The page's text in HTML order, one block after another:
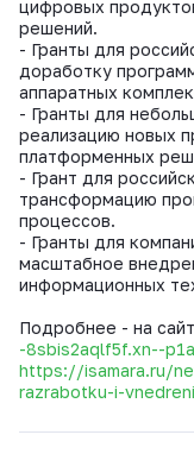
цифровых
решений.
- Гранты для
доработку
аппаратных
- Гранты для
реализацию новых
платформенных
- Грант для
трансформацию
процессов.
- Гранты для
масштабное
информационных
Подробнее - на
-8sbis2aqlf5f.xn--
https://isamara.ru/
razrabotku-i-